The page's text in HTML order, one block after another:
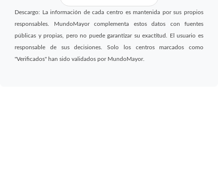
Descargo: La información de cada centro es mantenida por sus propios
responsables. MundoMayor complementa estos datos con fuentes
públicas y propias, pero no puede garantizar su exactitud. El usuario es
responsable de sus decisiones. Solo los centros marcados como
"Verificados" han sido validados por MundoMayor.